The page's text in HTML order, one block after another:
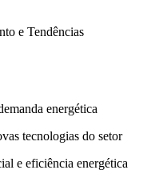
e Tendências
energética
tecnologias do setor
e eficiência energética